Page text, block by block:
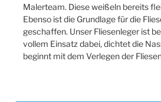
Malerteam. Diese weißeln bereits
Ebenso ist die Grundlage für die
geschaffen. Unser Fliesenleger ist
vollem Einsatz dabei, dichtet die
beginnt mit dem Verlegen der